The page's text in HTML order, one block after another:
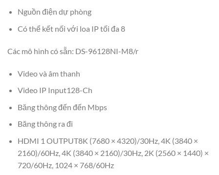
Nguồn điện dự phòng
Có thể kết nối với loa IP tối đa 8
Các mô hình có sẵn: DS-96128NI-M8/r
Video và âm thanh
Video IP Input128-Ch
Băng thông đến đến Mbps
Băng thông ra đi
HDMI 1 OUTPUT8K (7680 × 4320)/30Hz, 4K (3840 ×
2160)/60Hz, 4K (3840 × 2160)/30Hz, 2K (2560 × 1440) ×
720/60Hz, 1024 × 768/60Hz